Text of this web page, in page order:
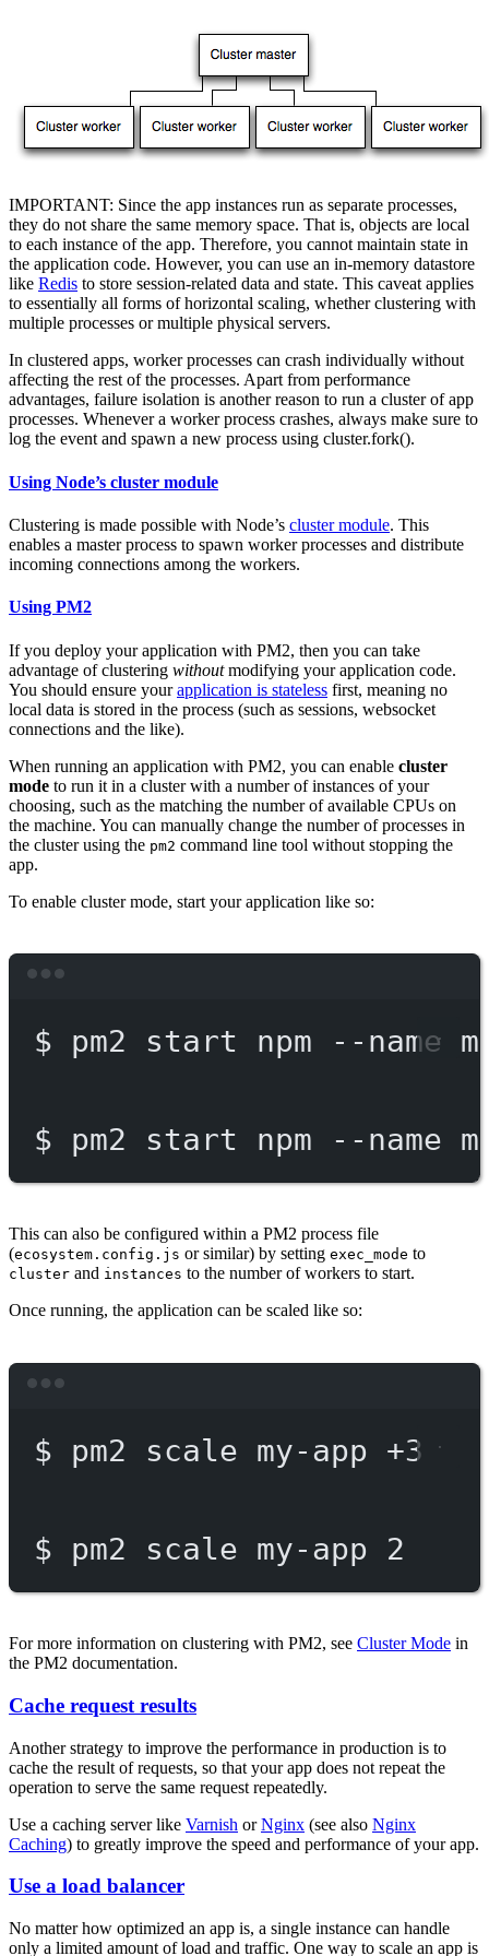
IMPORTANT: Since the app instances run as separate processes,
they do not share the same memory space. That is, objects are local
to each instance of the app. Therefore, you cannot maintain state in
the application code. However, you can use an in-memory datastore
like Redis to store session-related data and state. This caveat applies
to essentially all forms of horizontal scaling, whether clustering with
multiple processes or multiple physical servers.
In clustered apps, worker processes can crash individually without
affecting the rest of the processes. Apart from performance
advantages, failure isolation is another reason to run a cluster of app
processes. Whenever a worker process crashes, always make sure to
log the event and spawn a new process using cluster.fork().
Using Node’s cluster module
Clustering is made possible with Node’s cluster module. This
enables a master process to spawn worker processes and distribute
incoming connections among the workers.
Using PM2
If you deploy your application with PM2, then you can take
advantage of clustering withoutmodifying your application code.
You should ensure yourapplication is stateless first, meaning no
local data is stored in the process (such as sessions, websocket
connections and the like).
When running an application with PM2, you can enable cluster
mode to run it in a cluster with a number of instances of your
choosing, such as the matching the number of available CPUs on
the machine. You can manually change the number of processes in
the cluster using the pm2 command line tool without stopping the
app.
To enable cluster mode, start your application like so:
$ pm2 start npm --name
$ pm2 start npm --name
This can also be configured within a PM2 process file
(ecosystem.config.js or similar) by setting exec_mode to
cluster and instances to the number of workers to start.
Once running, the application can be scaled like so:
$ pm2 scale my-app +3
$ pm2 scale my-app 2
For more information on clustering with PM2, see Cluster Mode in
the PM2 documentation.
Cache request results
Another strategy to improve the performance in production is to
cache the result of requests, so that your app does not repeat the
operation to serve the same request repeatedly.
Use a caching server like Varnish orNginx (see also Nginx
Caching) to greatly improve the speed and performance of your app.
Use a load balancer
No matter how optimized an app is, a single instance can handle
only a limited amount of load and traffic. One way to scale an app is